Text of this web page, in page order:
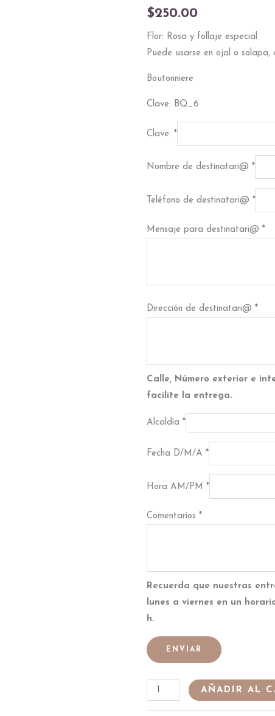
$250.00
Flor: Rosa y follaje especial
Puede usarse en ojal o solapa,
Boutonniere
Clave: BQ_6
Clave: *
Nombre de destinatari@ *
Teléfono de destinatari@ *
Mensaje para destinatari@ *
Dirección de destinatari@ *
Calle, Número exterior e
facilite la entrega.
Alcaldía *
Fecha D/M/A *
Hora AM/PM *
Comentarios *
Recuerda que nuestras
lunes a viernes en un
h.
ENVIAR
AÑADIR AL